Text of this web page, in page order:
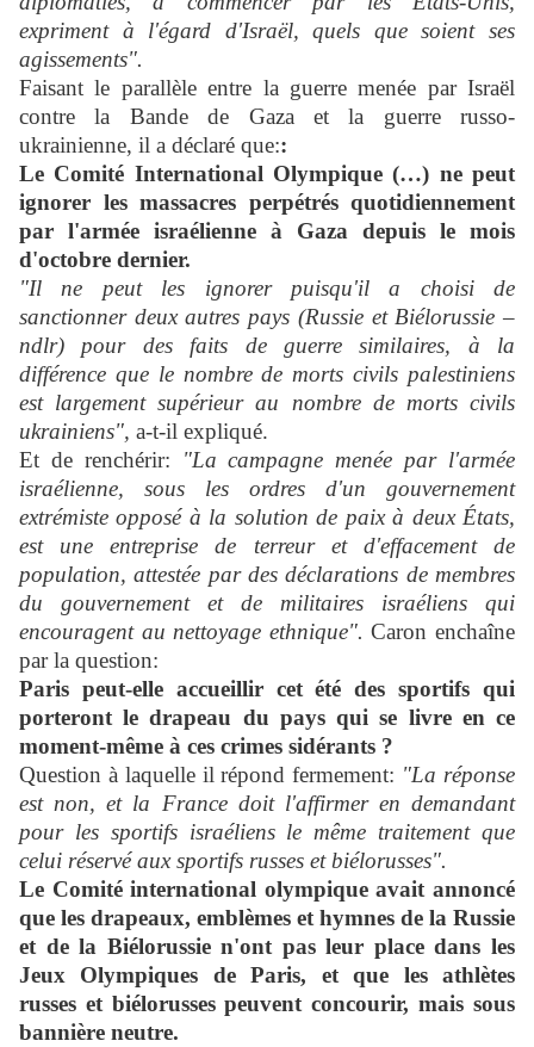
expriment à l'égard d'Israël, quels que soient ses
agissements".
Faisant le parallèle entre la guerre menée par Israël
contre la Bande de Gaza et la guerre russo-
ukrainienne, il a déclaré que::
Le Comité International Olympique (…) ne peut
ignorer les massacres perpétrés quotidiennement
par l'armée israélienne à Gaza depuis le mois
d'octobre dernier.
"Il ne peut les ignorer puisqu'il a choisi de
sanctionner deux autres pays (Russie et Biélorussie –
ndlr) pour des faits de guerre similaires, à la
différence que le nombre de morts civils palestiniens
est largement supérieur au nombre de morts civils
ukrainiens", a-t-il expliqué.
Et de renchérir: "La campagne menée par l'armée
israélienne, sous les ordres d'un gouvernement
extrémiste opposé à la solution de paix à deux États,
est une entreprise de terreur et d'effacement de
population, attestée par des déclarations de membres
du gouvernement et de militaires israéliens qui
encouragent au nettoyage ethnique".Caron enchaîne
par la question:
Paris peut-elle accueillir cet été des sportifs qui
porteront le drapeau du pays qui se livre en ce
moment-même à ces crimes sidérants ?
Question à laquelle il répond fermement: "La réponse
est non, et la France doit l'affirmer en demandant
pour les sportifs israéliens le même traitement que
celui réservé aux sportifs russes et biélorusses".
Le Comité international olympique avait annoncé
que les drapeaux, emblèmes et hymnes de la Russie
et de la Biélorussie n'ont pas leur place dans les
Jeux Olympiques de Paris, et que les athlètes
russes et biélorusses peuvent concourir, mais sous
bannière neutre.